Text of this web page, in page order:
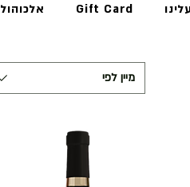
Gift Card אלכוהול
מיין לפי